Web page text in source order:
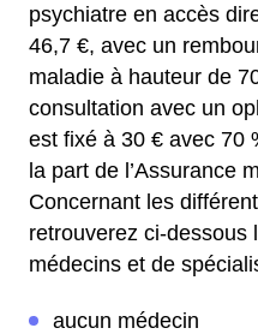
psychiatre en accès
46,7 €, avec un
maladie à hauteur de
consultation avec un
est fixé à 30 € avec 70
la part de l’Assurance
Concernant les
retrouverez ci-dessous
médecins et de
aucun médecin